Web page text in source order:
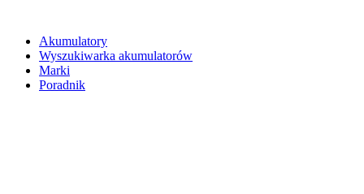
Akumulatory
Wyszukiwarka akumulatorów
Marki
Poradnik